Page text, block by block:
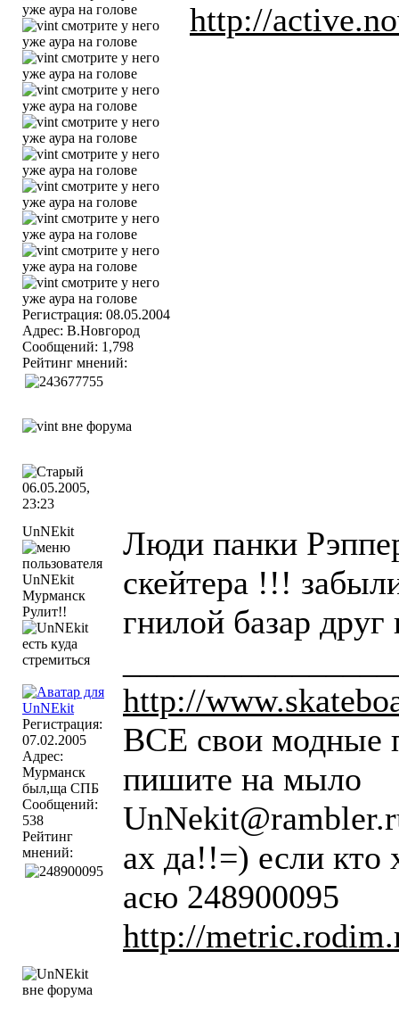
Регистрация: 08.05.2004
Адрес: В.Новгород
Сообщений: 1,798
Рейтинг мнений:
http://
06.05.2005,
23:23
UnNEkit
Мурманск
Рулит!!
Регистрация:
07.02.2005
Адрес:
Мурманск
был,ща СПБ
Сообщений:
538
Рейтинг
мнений:
Люди панки
скейтера !!!
гнилой базар
http://
ВСЕ свои модные
пишите на мыло
ах да!!=) если кто
асю 248900095
http://